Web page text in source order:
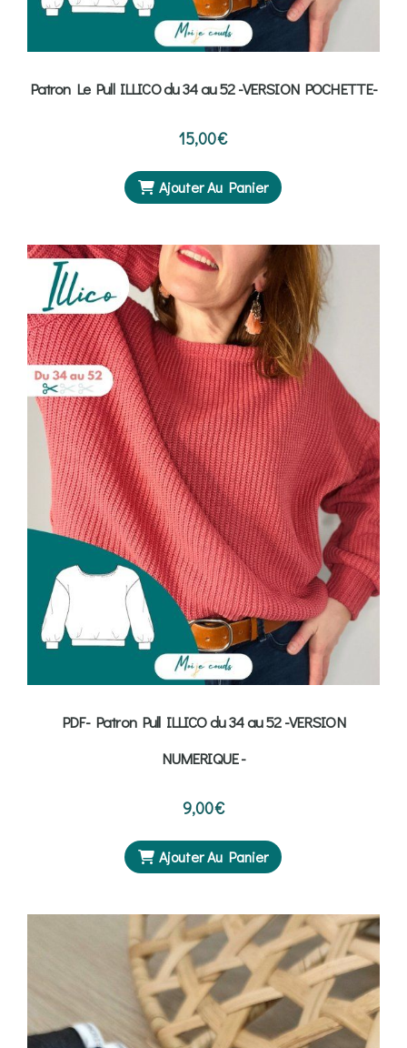
Patron Le Pull ILLICO du 34 au 52 -VERSION POCHETTE-
15,00€
Ajouter Au Panier
PDF- Patron Pull ILLICO du 34 au 52 -VERSION
NUMERIQUE -
9,00€
Ajouter Au Panier